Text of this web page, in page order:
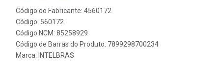
Código do Fabricante: 4560172
Código: 560172
Código NCM: 85258929
Código de Barras do Produto: 7899298700234
Marca: INTELBRAS